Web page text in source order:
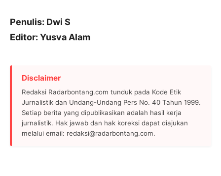
Penulis: Dwi S
Editor: Yusva Alam
Disclaimer
Redaksi Radarbontang.com tunduk pada Kode Etik
Jurnalistik dan Undang-Undang Pers No. 40 Tahun 1999.
Setiap berita yang dipublikasikan adalah hasil kerja
jurnalistik. Hak jawab dan hak koreksi dapat diajukan
melalui email: redaksi@radarbontang.com.